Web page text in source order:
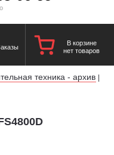
В корзине
нет товаров
техника - архив |